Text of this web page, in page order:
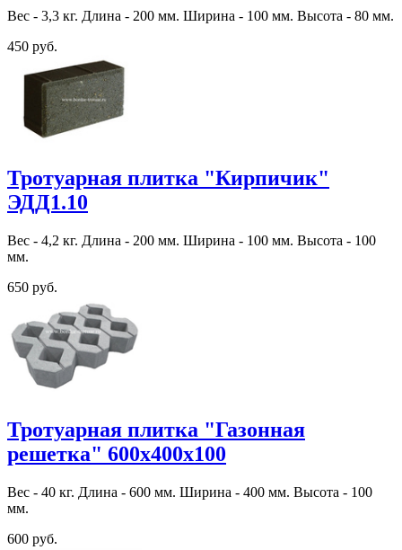
Вес - 3,3 кг. Длина - 200 мм. Ширина - 100 мм. Высота - 80 мм.
450 руб.
Тротуарная плитка "Кирпичик"
ЭДД1.10
Вес - 4,2 кг. Длина - 200 мм. Ширина - 100 мм. Высота - 100
мм.
650 руб.
Тротуарная плитка "Газонная
решетка" 600х400х100
Вес - 40 кг. Длина - 600 мм. Ширина - 400 мм. Высота - 100
мм.
600 руб.